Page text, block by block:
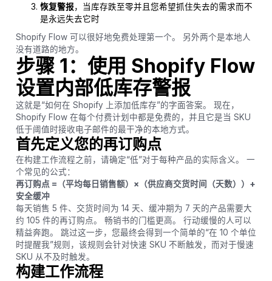
恢复警报，当库存跌至零并且您希望抓住失去的需求而不
是永远失去它时
Shopify Flow 可以很好地免费处理第一个。 另外两个是本地人
没有道路的地方。
步骤 1：使用 Shopify Flow
设置内部低库存警报
这就是“如何在 Shopify 上添加低库存”的字面答案。 现在，
Shopify Flow 在每个付费计划中都是免费的，并且它是当 SKU
低于阈值时接收电子邮件的最干净的本地方式。
首先定义您的再订购点
在构建工作流程之前，请确定“低”对于每种产品的实际含义。 一
个常见的公式：
再订购点 =（平均每日销售额）×（供应商交货时间（天数））+
安全缓冲
每天销售 5 件、交货时间为 14 天、缓冲期为 7 天的产品需要大
约 105 件的再订购点。 畅销书的门槛更高。 行动缓慢的人可以
精益奔跑。 跳过这一步，您最终会得到一个简单的“在 10 个单位
时提醒我”规则，该规则会针对快速 SKU 不断触发，而对于慢速
SKU 从不及时触发。
构建工作流程